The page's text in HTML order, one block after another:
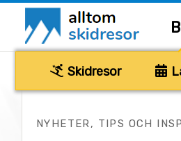
Skidresor
NYHETER, TIPS OCH